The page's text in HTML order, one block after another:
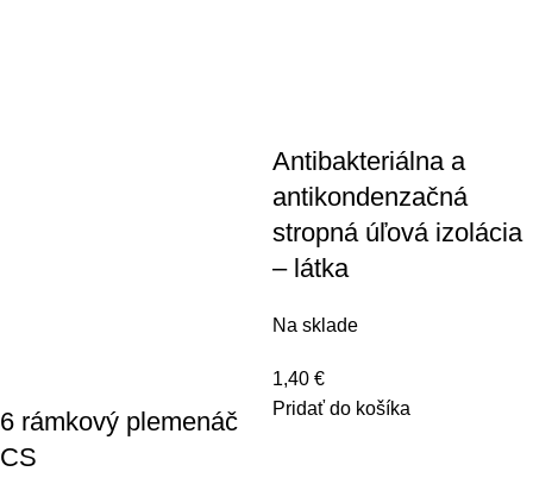
6 rámkový plemenáč
CS
Antibakteriálna a
antikondenzačná
stropná úľová izolácia
– látka
Na sklade
1,40 €
Pridať do košíka